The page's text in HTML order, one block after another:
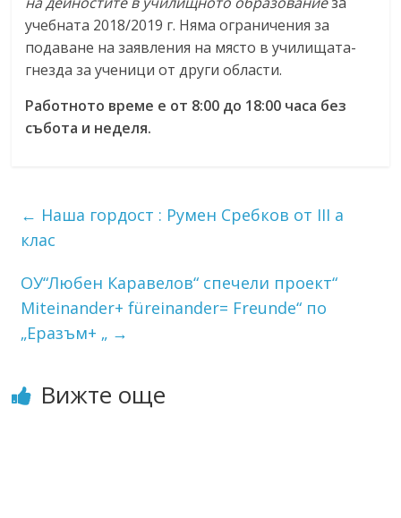
учебната 2018/2019 г. Няма ограничения за
подаване на заявления на място в училищата-
гнезда за ученици от други области.
Работното време е от 8:00 до 18:00 часа без
събота и неделя.
← Наша гордост : Румен Сребков от III а
клас
ОУ“Любен Каравелов“ спечели проект“
Miteinander+ füreinander= Freunde“ по
„Еразъм+ „ →
Вижте още